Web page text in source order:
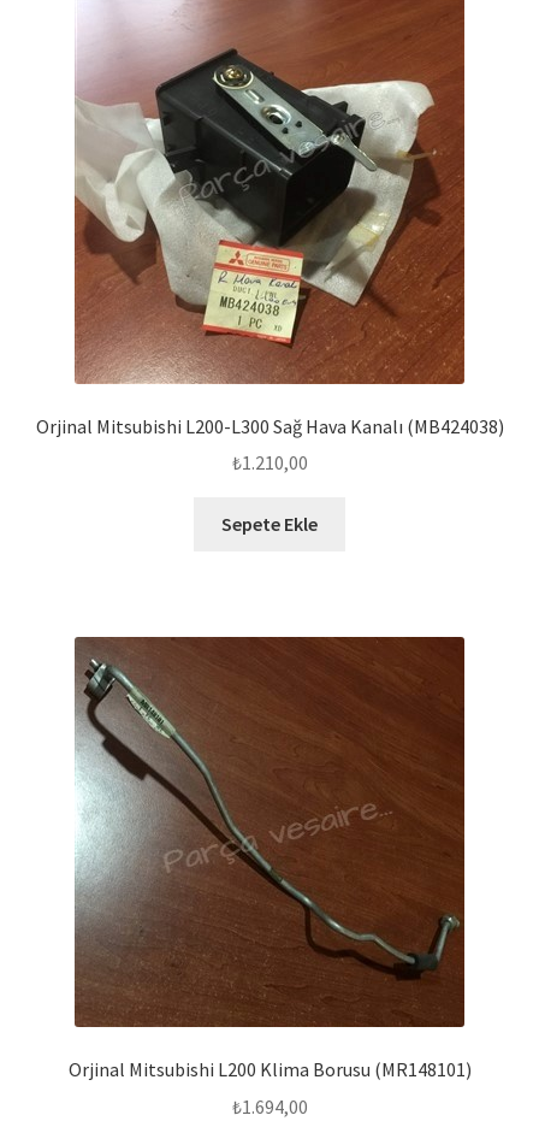
Orjinal Mitsubishi L200-L300 Sağ Hava Kanalı (MB424038)
₺1.210,00
Sepete Ekle
Orjinal Mitsubishi L200 Klima Borusu (MR148101)
₺1.694,00